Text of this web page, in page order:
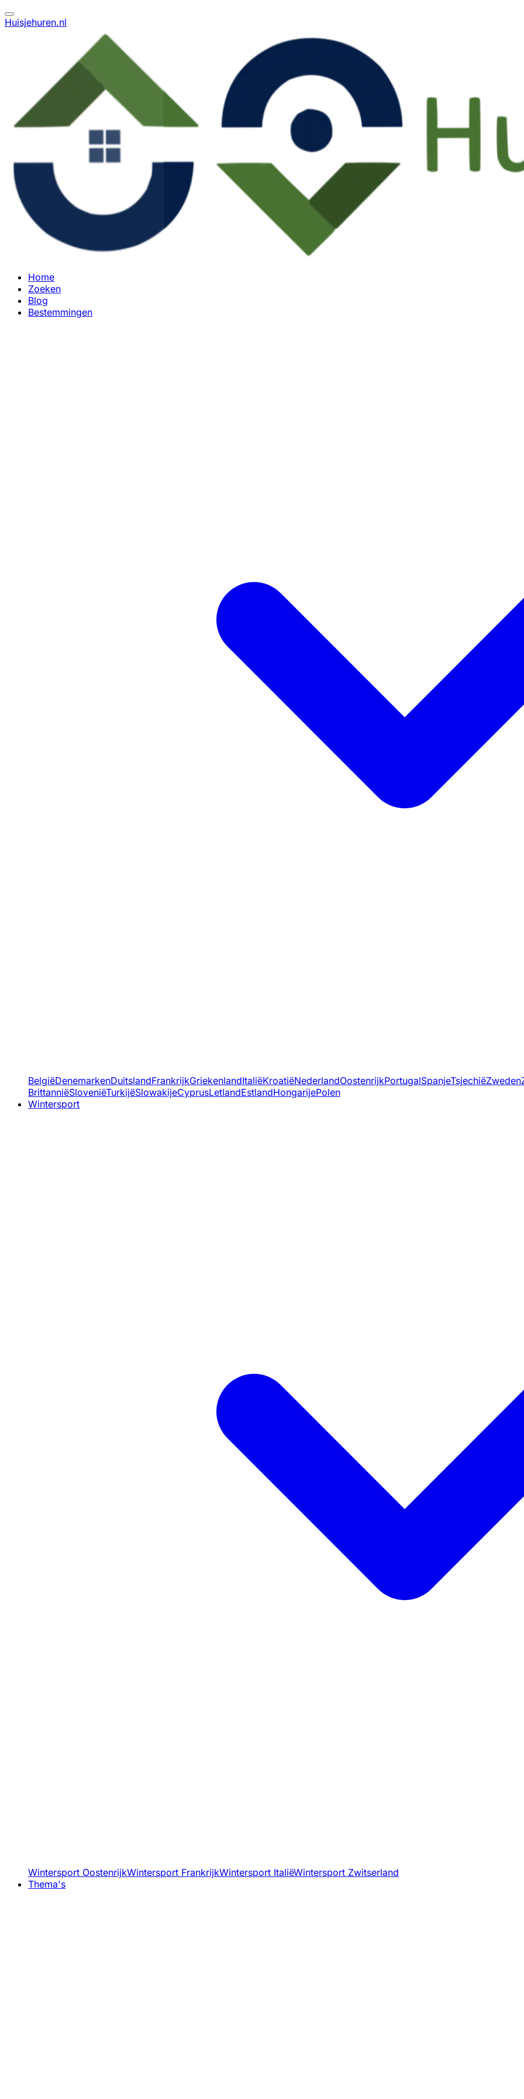
Huisjehuren.nl
Home
Zoeken
Blog
Bestemmingen
BelgiëDenemarkenDuitslandFrankrijkGriekenlandItaliëKroatiëNederlandOostenrijkPortugalSpanjeTsjechiëZweden
BrittanniëSloveniëTurkijëSlowakijeCyprusLetlandEstlandHongarijePolen
Wintersport
Wintersport OostenrijkWintersport FrankrijkWintersport ItaliëWintersport Zwitserland
Thema's